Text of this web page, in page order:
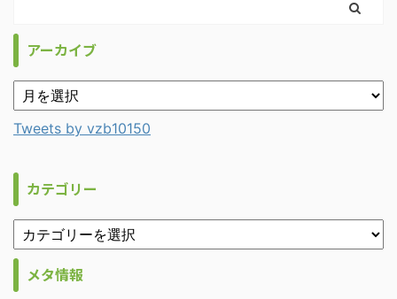
アーカイブ
Tweets by vzb10150
カテゴリー
メタ情報